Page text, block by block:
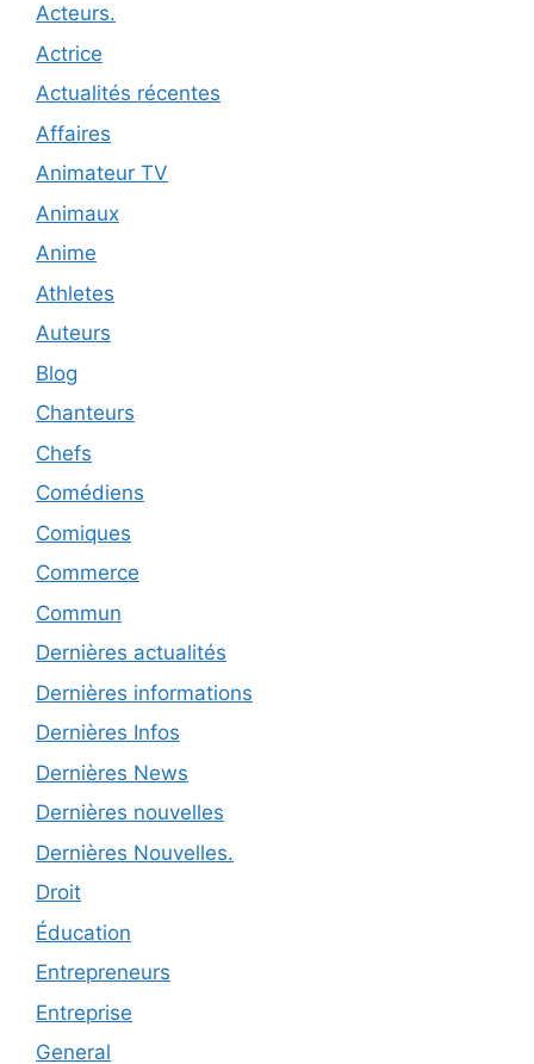
Acteurs.
Actrice
Actualités récentes
Affaires
Animateur TV
Animaux
Anime
Athletes
Auteurs
Blog
Chanteurs
Chefs
Comédiens
Comiques
Commerce
Commun
Dernières actualités
Dernières informations
Dernières Infos
Dernières News
Dernières nouvelles
Dernières Nouvelles.
Droit
Éducation
Entrepreneurs
Entreprise
General